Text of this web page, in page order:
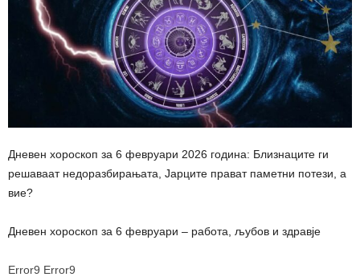
Дневен хороскоп за 6 февруари 2026 година: Близнаците ги
решаваат недоразбирањата, Јарците прават паметни потези, а
вие?
Дневен хороскоп за 6 февруари – работа, љубов и здравје
Error9 Error9